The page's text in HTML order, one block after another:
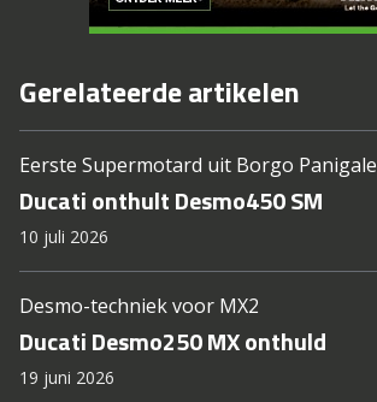
Gerelateerde artikelen
Eerste Supermotard uit Borgo Panigale
Ducati onthult Desmo450 SM
10 juli 2026
Desmo-techniek voor MX2
Ducati Desmo250 MX onthuld
19 juni 2026